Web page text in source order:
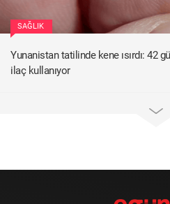
SAĞLIK
Yunanistan tatilinde kene ısırdı: 42
ilaç kullanıyor